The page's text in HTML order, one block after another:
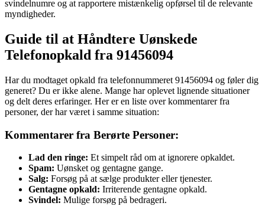
svindelnumre og at rapportere mistænkelig opførsel til de relevante
myndigheder.
Guide til at Håndtere Uønskede
Telefonopkald fra 91456094
Har du modtaget opkald fra telefonnummeret 91456094 og føler dig
generet? Du er ikke alene. Mange har oplevet lignende situationer
og delt deres erfaringer. Her er en liste over kommentarer fra
personer, der har været i samme situation:
Kommentarer fra Berørte Personer:
Lad den ringe: Et simpelt råd om at ignorere opkaldet.
Spam: Uønsket og gentagne gange.
Salg: Forsøg på at sælge produkter eller tjenester.
Gentagne opkald: Irriterende gentagne opkald.
Svindel: Mulige forsøg på bedrageri.